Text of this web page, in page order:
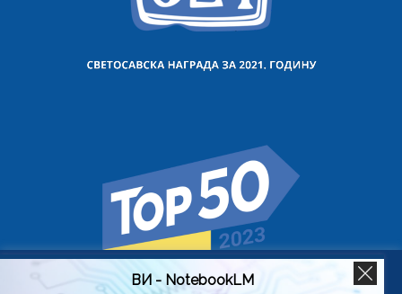
Користимо колачиће на овој веб страници да бисмо вам
ВИ - NotebookLM